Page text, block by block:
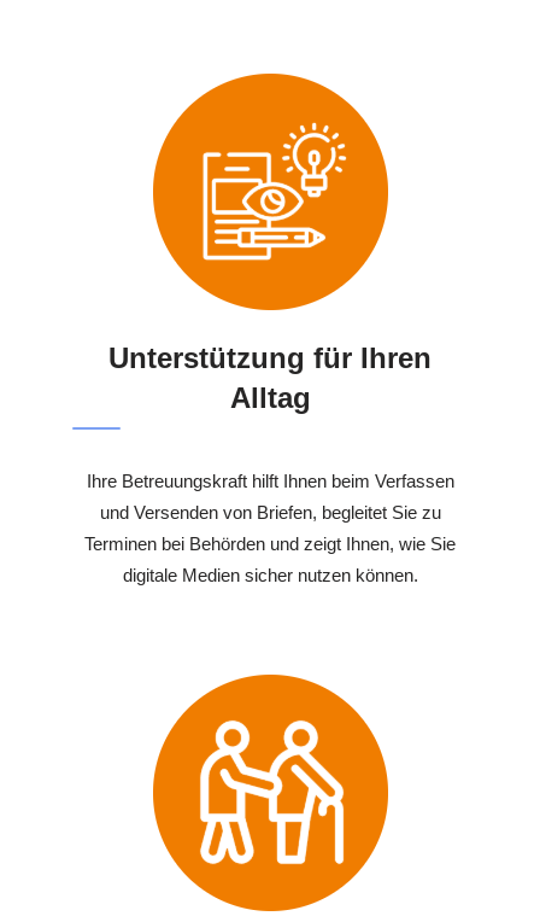
Unterstützung für Ihren
Alltag
Ihre Betreuungskraft hilft Ihnen beim Verfassen
und Versenden von Briefen, begleitet Sie zu
Terminen bei Behörden und zeigt Ihnen, wie Sie
digitale Medien sicher nutzen können.